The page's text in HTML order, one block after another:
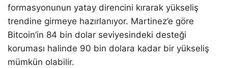
formasyonunun yatay direncini kırarak yükseliş
trendine girmeye hazırlanıyor. Martinez’e göre
Bitcoin’in 84 bin dolar seviyesindeki desteği
koruması halinde 90 bin dolara kadar bir yükseliş
mümkün olabilir.